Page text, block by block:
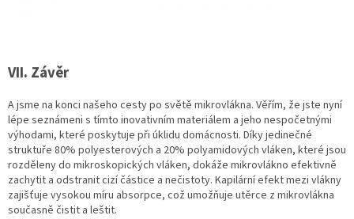
VII. Závěr
A jsme na konci našeho cesty po světě mikrovlákna. Věřím, že jste nyní
lépe seznámeni s tímto inovativním materiálem a jeho nespočetnými
výhodami, které poskytuje při úklidu domácnosti. Díky jedinečné
struktuře 80% polyesterových a 20% polyamidových vláken, které jsou
rozděleny do mikroskopických vláken, dokáže mikrovlákno efektivně
zachytit a odstranit cizí částice a nečistoty. Kapilární efekt mezi vlákny
zajišťuje vysokou míru absorpce, což umožňuje utěrce z mikrovlákna
současně čistit a leštit.